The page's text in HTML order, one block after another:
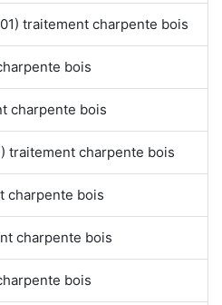
traitement charpente bois
bois
charpente bois
traitement charpente bois
charpente bois
charpente bois
bois